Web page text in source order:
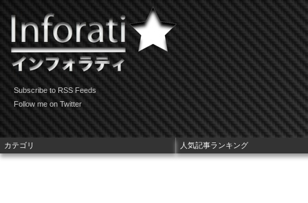
Subscribe to RSS Feeds
Follow me on Twitter
カテゴリ 人気記事ランキング